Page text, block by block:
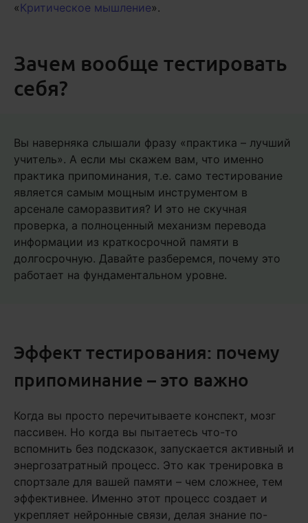
«Критическое мышление».
Зачем вообще тестировать
себя?
Вы наверняка слышали фразу «практика – лучший
учитель». А если мы скажем вам, что именно
практика припоминания, т.е. само тестирование
является самым мощным инструментом в
арсенале саморазвития? И это не скучная
проверка, а полноценный механизм перевода
информации из краткосрочной памяти в
долгосрочную. Давайте разберемся, почему это
работает на фундаментальном уровне.
Эффект тестирования: почему
припоминание – это важно
Когда вы просто перечитываете конспект, мозг
пассивен. Но когда вы пытаетесь что-то
вспомнить без подсказок, запускается активный и
энергозатратный процесс. Это как тренировка в
спортзале для вашей памяти – чем сложнее, тем
эффективнее. Именно этот процесс создает и
укрепляет нейронные связи, делая знание по-